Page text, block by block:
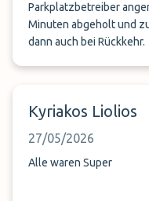
Parkplatzbetreiber
Minuten abgeholt und
dann auch bei Rückkehr.
Kyriakos Liolios
27/05/2026
Alle waren Super